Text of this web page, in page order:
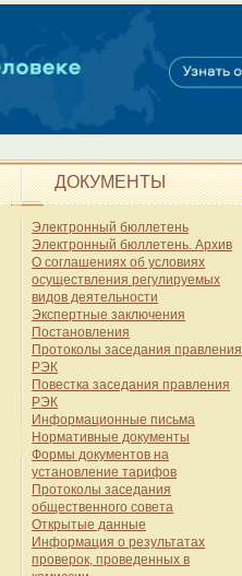
ДОКУМЕНТЫ
Электронный бюллетень
Электронный бюллетень. Архив
О соглашениях об условиях
осуществления регулируемых
видов деятельности
Экспертные заключения
Постановления
Протоколы заседания правления
РЭК
Повестка заседания правления
РЭК
Информационные письма
Нормативные документы
Формы документов на
установление тарифов
Протоколы заседания
общественного совета
Открытые данные
Информация о результатах
проверок, проведенных в